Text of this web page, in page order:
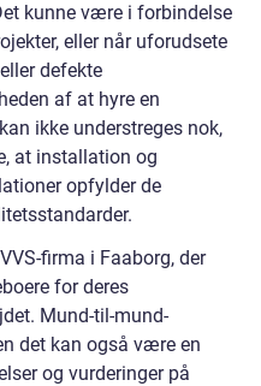
kunne være i forbindelse
eller når uforudsete
defekte
af at hyre en
ikke understreges nok,
at installation og
opfylder de
firma i Faaborg, der
for deres
Mund-til-mund-
det kan også være en
og vurderinger på